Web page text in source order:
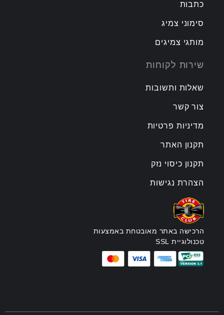
כתבות
סימוני צמיג
מותגי צמיגים
שירות לקוחות
שאלות ותשובות
צור קשר
מדיניות פרטיות
תקנון האתר
תקנון כיסוי נזק
הצהרת נגישות
הרכישה באתר מאובטחת באמצעות
טכנולוגיית SSL